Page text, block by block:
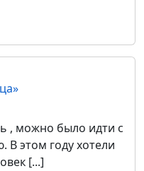
, можно было идти с
В этом году хотели
[...]